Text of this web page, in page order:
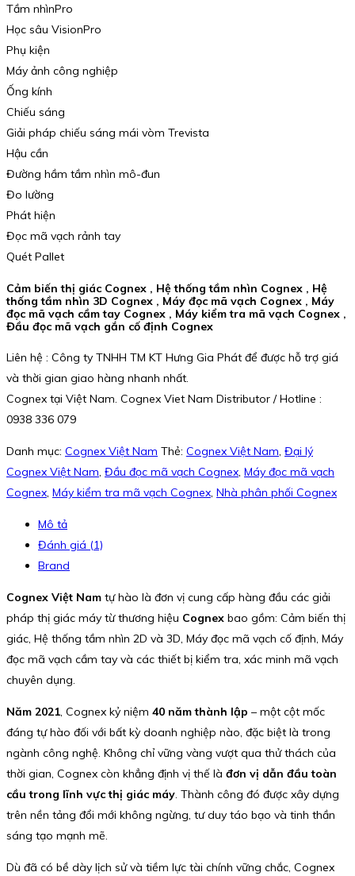
Tầm nhìnPro
Học sâu VisionPro
Phụ kiện
Máy ảnh công nghiệp
Ống kính
Chiếu sáng
Giải pháp chiếu sáng mái vòm Trevista
Hậu cần
Đường hầm tầm nhìn mô-đun
Đo lường
Phát hiện
Đọc mã vạch rảnh tay
Quét Pallet
Cảm biến thị giác Cognex , Hệ thống tầm nhìn Cognex , Hệ
thống tầm nhìn 3D Cognex , Máy đọc mã vạch Cognex , Máy
đọc mã vạch cầm tay Cognex , Máy kiểm tra mã vạch Cognex ,
Đầu đọc mã vạch gắn cố định Cognex
Liên hệ : Công ty TNHH TM KT Hưng Gia Phát để được hỗ trợ giá
và thời gian giao hàng nhanh nhất.
Cognex tại Việt Nam. Cognex Viet Nam Distributor / Hotline :
0938 336 079
Danh mục: Cognex Việt Nam Thẻ: Cognex Việt Nam, Đại lý
Cognex Việt Nam, Đầu đọc mã vạch Cognex, Máy đọc mã vạch
Cognex, Máy kiểm tra mã vạch Cognex, Nhà phân phối Cognex
Mô tả
Đánh giá (1)
Brand
Cognex Việt Nam tự hào là đơn vị cung cấp hàng đầu các giải
pháp thị giác máy từ thương hiệu Cognex bao gồm: Cảm biến thị
giác, Hệ thống tầm nhìn 2D và 3D, Máy đọc mã vạch cố định, Máy
đọc mã vạch cầm tay và các thiết bị kiểm tra, xác minh mã vạch
chuyên dụng.
Năm 2021, Cognex kỷ niệm 40 năm thành lập – một cột mốc
đáng tự hào đối với bất kỳ doanh nghiệp nào, đặc biệt là trong
ngành công nghệ. Không chỉ vững vàng vượt qua thử thách của
thời gian, Cognex còn khẳng định vị thế là đơn vị dẫn đầu toàn
cầu trong lĩnh vực thị giác máy. Thành công đó được xây dựng
trên nền tảng đổi mới không ngừng, tư duy táo bạo và tinh thần
sáng tạo mạnh mẽ.
Dù đã có bề dày lịch sử và tiềm lực tài chính vững chắc, Cognex